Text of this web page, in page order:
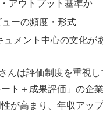
アウトプット基準か
ーの頻度・形式
ュメント中心の文化が
んは評価制度を重視
ト＋成果評価」の企
が高まり、年収アッ